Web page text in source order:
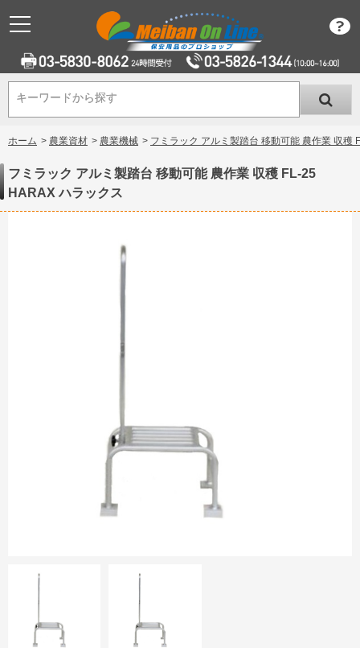
キーワードから探す
キーワードから探す
ホーム > 農業資材 > 農業機械 > フミラック アルミ製踏台 移動可能 農作業 収穫
フミラック アルミ製踏台 移動可能 農作業 収穫 FL-25
HARAX ハラックス